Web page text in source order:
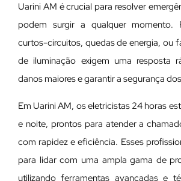
Uarini AM é crucial para resolver
podem surgir a qualquer momento.
curtos-circuitos, quedas de energia, ou
de iluminação exigem uma resposta
danos maiores e garantir a segurança
Em Uarini AM, os eletricistas 24 horas
e noite, prontos para atender a
com rapidez e eficiência. Esses
para lidar com uma ampla gama de
utilizando ferramentas avançadas e